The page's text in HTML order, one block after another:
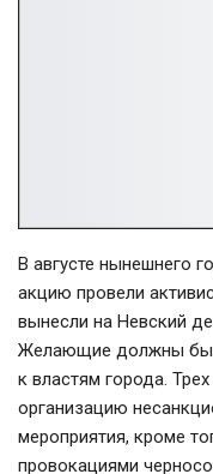
В августе нынешнего
акцию провели
вынесли на Невский
Желающие должны
к властям города.
организацию
мероприятия, кроме
провокациями